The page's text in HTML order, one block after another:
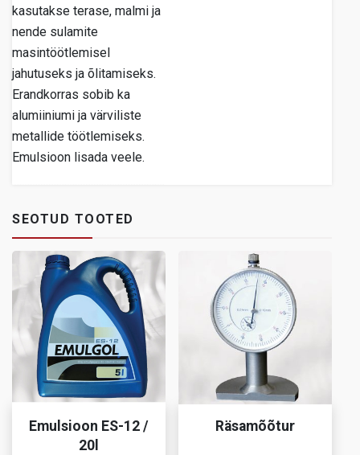
kasutakse terase, malmi ja
nende sulamite
masintöötlemisel
jahutuseks ja õlitamiseks.
Erandkorras sobib ka
alumiiniumi ja värviliste
metallide töötlemiseks.
Emulsioon lisada veele.
SEOTUD TOOTED
Emulsioon ES-12 /
20l
Räsamõõtur